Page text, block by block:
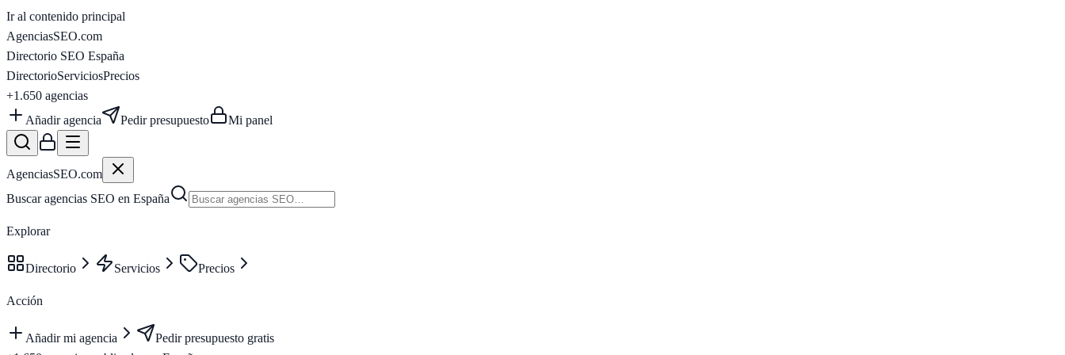
Ir al contenido principal
AgenciasSEO.com
Directorio SEO España
DirectorioServiciosPrecios
+1.650 agencias
Añadir agencia
Pedir presupuesto Mi panel
AgenciasSEO.com
Buscar agencias SEO en España
Explorar
Directorio Servicios Precios
Acción
Añadir mi agencia
Pedir presupuesto gratis